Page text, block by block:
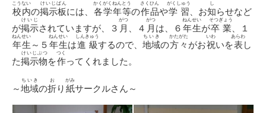
ー
校内
こうない
の掲示板
けいじばん
には、 各学年等
かくがくねんとう
の作品
さくひん
や学習
がくしゅう
、お知
し
らせなど
が掲示
けいじ
されていますが、３ 月
がつ
、４ 月
がつ
は、６ 年生
ねんせい
が卒業
そつぎょう
、１
年生
ねんせい
～５ 年生
ねんせい
は進級
しんきゅう
するので、 地域
ちいき
の方々
かたがた
がお祝
いわ
いを表
あらわ
し
た掲示物
けいじぶつ
を作
つく
ってくれました。
～地域
ちいき
の折
お
り 紙
がみ
サークルさん～